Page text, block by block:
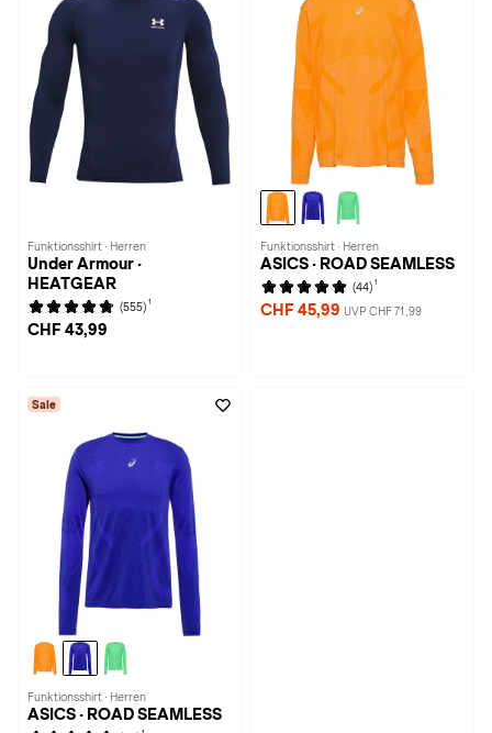
Funktionsshirt · Herren
Under Armour ·
HEATGEAR
(555) 1
CHF 43,99
Funktionsshirt · Herren
ASICS · ROAD SEAMLESS
(44) 1
CHF 45,99 UVP CHF 71,99
Sale
Funktionsshirt · Herren
ASICS · ROAD SEAMLESS